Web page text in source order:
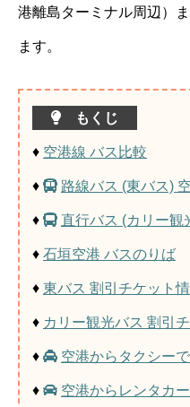
港離島ターミナル周辺）
ます。
もくじ
♦ 空港線 バス比較
♦ 路線バス (東バス)
♦ 直行バス (カリー観
♦ 石垣空港 バスのりば
♦ 東バス 割引チケット
♦ カリー観光バス 割引
♦ 空港からタクシー
♦ 空港からレンタカ